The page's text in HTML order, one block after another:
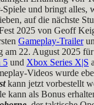
und bringt alles,
auf die nächste
2025 von Geoff
Gameplay-Trailer
am 22. August 2025 für
5 und Xbox Series X|S
Videos wurde
kann jetzt vorbestellt
kann als Bonus